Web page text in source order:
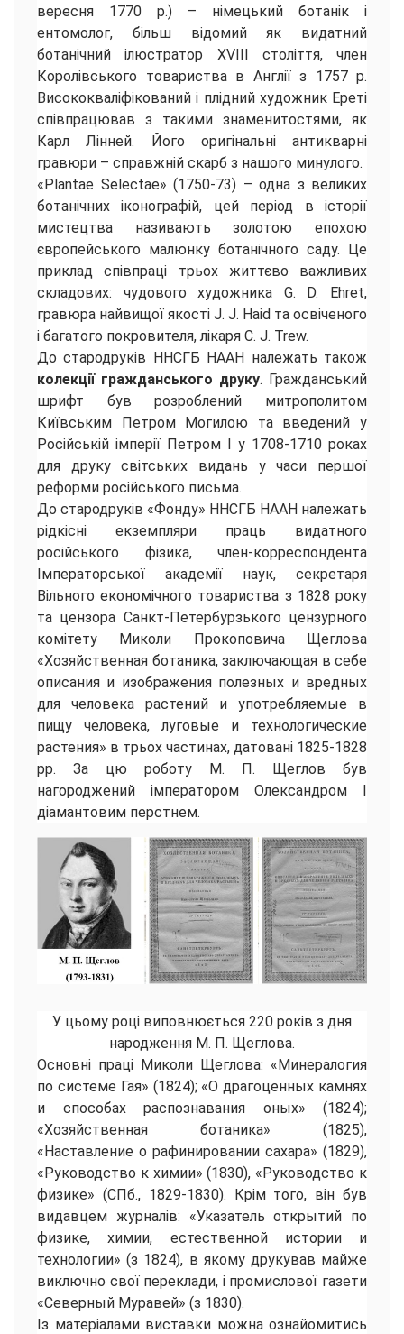
вересня 1770 р.) – німецький ботанік і
ентомолог, більш відомий як видатний
ботанічний ілюстратор XVIII століття, член
Королівського товариства в Англії з 1757 р.
Висококваліфікований і плідний художник Ереті
співпрацював з такими знаменитостями, як
Карл Лінней. Його оригінальні антикварні
гравюри – справжній скарб з нашого минулого.
«Plantae Selectae» (1750-73) – одна з великих
ботанічних іконографій, цей період в історії
мистецтва називають золотою епохою
європейського малюнку ботанічного саду. Це
приклад співпраці трьох життєво важливих
складових: чудового художника G. D. Ehret,
гравюра найвищої якості J. J. Haid та освіченого
і багатого покровителя, лікаря C. J. Trew.
До стародруків ННСГБ НААН належать також
колекції гражданського друку. Гражданський
шрифт був розроблений митрополитом
Київським Петром Могилою та введений у
Російській імперії Петром I у 1708-1710 роках
для друку світських видань у часи першої
реформи російського письма.
До стародруків «Фонду» ННСГБ НААН належать
рідкісні екземпляри праць видатного
російського фізика, член-корреспондента
Імператорської академії наук, секретаря
Вільного економічного товариства з 1828 року
та цензора Санкт-Петербурзького цензурного
комітету Миколи Прокоповича Щеглова
«Хозяйственная ботаника, заключающая в себе
описания и изображения полезных и вредных
для человека растений и употребляемые в
пищу человека, луговые и технологические
растения» в трьох частинах, датовані 1825-1828
рр. За цю роботу М. П. Щеглов був
нагороджений імператором Олександром I
діамантовим перстнем.
У цьому році виповнюється 220 років з дня
народження М. П. Щеглова.
Основні праці Миколи Щеглова: «Минералогия
по системе Гая» (1824); «О драгоценных камнях
и способах распознавания оных» (1824);
«Хозяйственная ботаника» (1825),
«Наставление о рафинировании сахара» (1829),
«Руководство к химии» (1830), «Руководство к
физике» (СПб., 1829-1830). Крім того, він був
видавцем журналів: «Указатель открытий по
физике, химии, естественной истории и
технологии» (з 1824), в якому друкував майже
виключно свої переклади, і промислової газети
«Северный Муравей» (з 1830).
Із матеріалами виставки можна ознайомитись